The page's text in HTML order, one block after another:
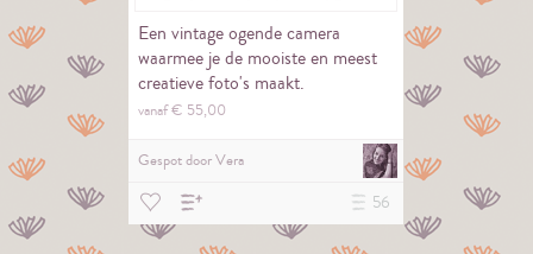
Een vintage ogende camera
waarmee je de mooiste en meest
creatieve foto's maakt.
vanaf € 55,00
Gespot doorVera
56